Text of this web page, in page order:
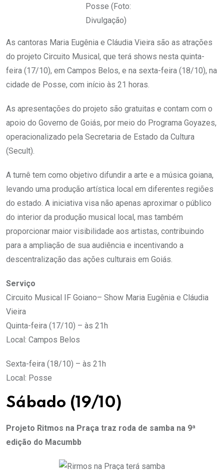
Posse (Foto:
Divulgação)
As cantoras Maria Eugênia e Cláudia Vieira são as atrações
do projeto Circuito Musical, que terá shows nesta quinta-
feira (17/10), em Campos Belos, e na sexta-feira (18/10), na
cidade de Posse, com início às 21 horas.
As apresentações do projeto são gratuitas e contam com o
apoio do Governo de Goiás, por meio do Programa Goyazes,
operacionalizado pela Secretaria de Estado da Cultura
(Secult).
A turnê tem como objetivo difundir a arte e a música goiana,
levando uma produção artística local em diferentes regiões
do estado. A iniciativa visa não apenas aproximar o público
do interior da produção musical local, mas também
proporcionar maior visibilidade aos artistas, contribuindo
para a ampliação de sua audiência e incentivando a
descentralização das ações culturais em Goiás.
Serviço
Circuito Musical IF Goiano– Show Maria Eugênia e Cláudia
Vieira
Quinta-feira (17/10) – às 21h
Local: Campos Belos
Sexta-feira (18/10) – às 21h
Local: Posse
Sábado (19/10)
Projeto Ritmos na Praça traz roda de samba na 9ª
edição do Macumbb